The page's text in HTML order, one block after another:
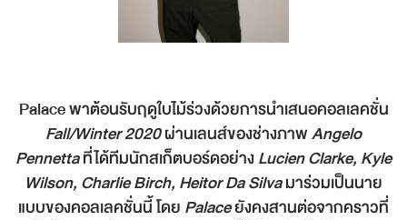
Palace พาต้อนรับฤดูใบไม้ร่วงด้วยการนำเสนอคอลเลคชั่น
Fall/Winter 2020ผ่านเลนส์ของช่างภาพAngelo
Pennettaที่ได้ทีมนักสเก็ตบอร์ดอย่างLucienClarke, Kyle
Wilson, Charlie Birch, Heitor Da Silvaมาร่วมเป็นนาย
แบบของคอลเลคชั่นนี้ โดย Palaceยังคงสานต่อจากคราวที่